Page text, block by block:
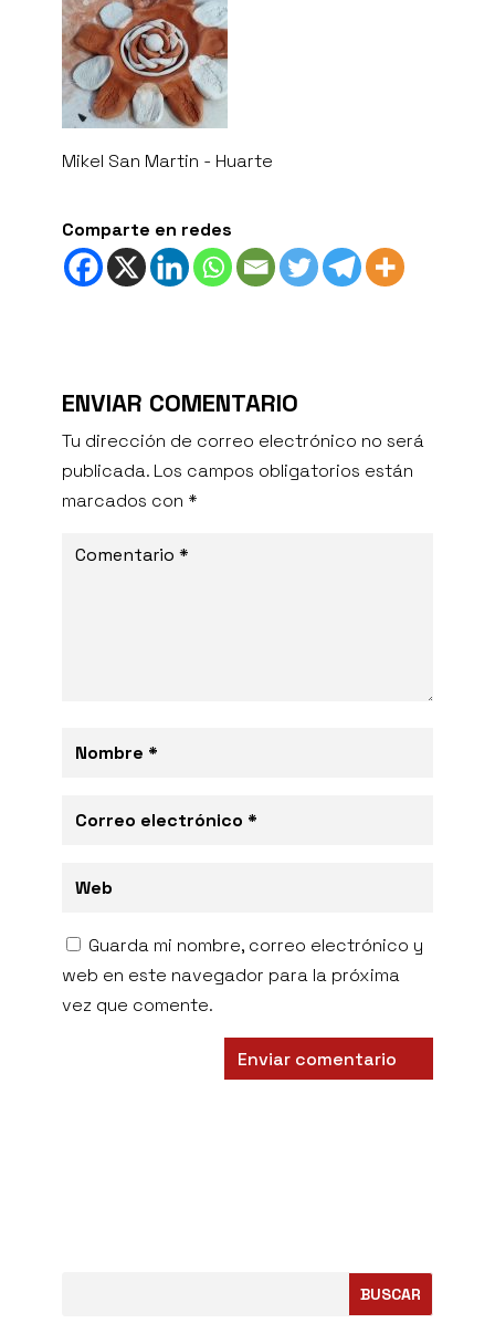
Mikel San Martin - Huarte
Comparte en redes
ENVIAR COMENTARIO
Tu dirección de correo electrónico no será
publicada. Los campos obligatorios están
marcados con *
Guarda mi nombre, correo electrónico y
web en este navegador para la próxima
vez que comente.
BUSCAR